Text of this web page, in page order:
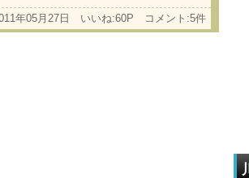
年05月27日 いいね:60P コメント:5件